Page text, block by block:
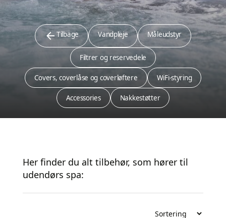
Tilbage Vandpleje Måleudstyr
Filtrer og reservedele
Covers, coverlåse og coverløftere WiFi-styring
Accessories Nakkestøtter
Her finder du alt tilbehør, som hører til
udendørs spa: